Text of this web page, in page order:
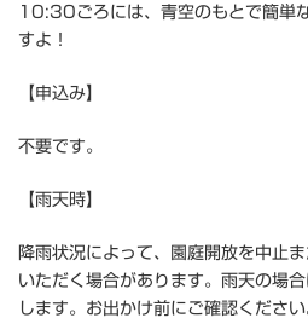
10:30ごろには、青空のもとで簡単
すよ！
【申込み】
不要です。
【雨天時】
降雨状況によって、園庭開放を中止
いただく場合があります。雨天の場
します。お出かけ前にご確認ください